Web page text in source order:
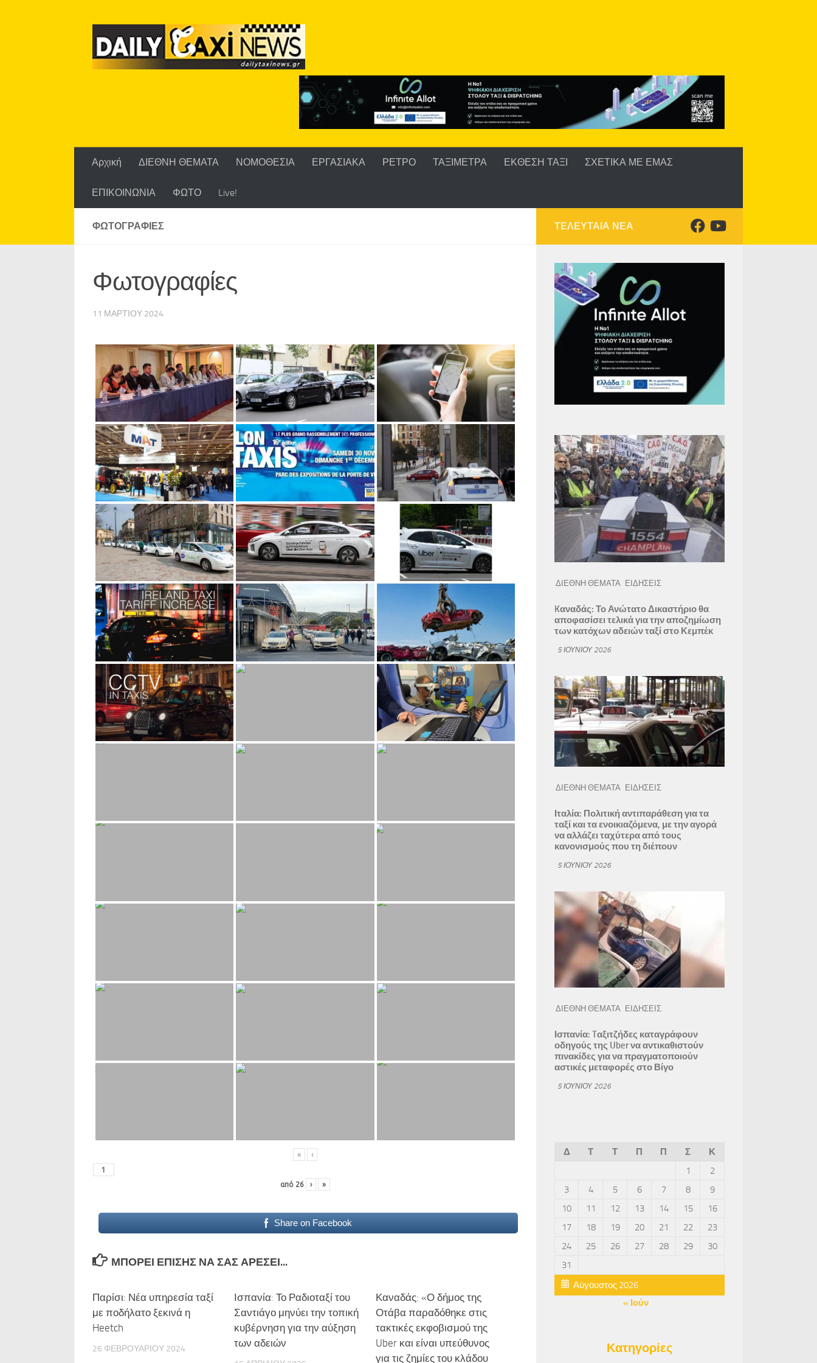
Αρχική ΔΙΕΘΝΗ ΘΕΜΑΤΑ ΝΟΜΟΘΕΣΙΑ ΕΡΓΑΣΙΑΚΑ ΡΕΤΡΟ ΤΑΞΙΜΕΤΡΑ ΕΚΘΕΣΗ ΤΑΞΙ ΣΧΕΤΙΚΑ ΜΕ ΕΜΑΣ
ΕΠΙΚΟΙΝΩΝΙΑ ΦΩΤΟ Live!
ΦΩΤΟΓΡΑΦΊΕΣ
Φωτογραφίες
11 ΜΑΡΤΊΟΥ 2024
« ‹
από 26 › »
Share on Facebook
ΜΠΟΡΕΊ ΕΠΊΣΗΣ ΝΑ ΣΑΣ ΑΡΈΣΕΙ...
Παρίσι: Νέα υπηρεσία ταξί
με ποδήλατο ξεκινά η
Heetch
26 ΦΕΒΡΟΥΑΡΊΟΥ 2024
Ισπανία: Το Ραδιοταξί του
Σαντιάγο μηνύει την τοπική
κυβέρνηση για την αύξηση
των αδειών
Καναδάς: «Ο δήμος της
Οτάβα παραδόθηκε στις
τακτικές εκφοβισμού της
Uber και είναι υπεύθυνος
για τις ζημίες του κλάδου
ΤΕΛΕΥΤΑΙΑ ΝΕΑ
ΔΙΕΘΝΗ ΘΕΜΑΤΑ ΕΙΔΗΣΕΙΣ
Kαναδάς: Το Ανώτατο Δικαστήριο θα
αποφασίσει τελικά για την αποζημίωση
των κατόχων αδειών ταξί στο Κεμπέκ
5 ΙΟΥΝΊΟΥ 2026
ΔΙΕΘΝΗ ΘΕΜΑΤΑ ΕΙΔΗΣΕΙΣ
Ιταλία: Πολιτική αντιπαράθεση για τα
ταξί και τα ενοικιαζόμενα, με την αγορά
να αλλάζει ταχύτερα από τους
κανονισμούς που τη διέπουν
5 ΙΟΥΝΊΟΥ 2026
ΔΙΕΘΝΗ ΘΕΜΑΤΑ ΕΙΔΗΣΕΙΣ
Ισπανία: Tαξιτζήδες καταγράφουν
οδηγούς της Uber να αντικαθιστούν
πινακίδες για να πραγματοποιούν
αστικές μεταφορές στο Βίγο
5 ΙΟΥΝΊΟΥ 2026
Αύγουστος 2026
Δ Τ Τ Π Π Σ
Κ
1
2
3
4 5 6 7 8
9
10
11 12 13 14 15
16
17
18 19 20 21 22
23
24
25 26 27 28 29
30
31
« Ιούν
Κατηγορίες